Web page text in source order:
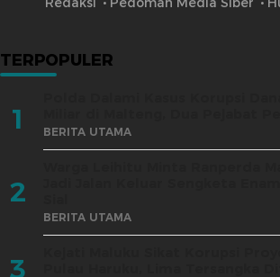
TERPOPULER
1 BERITA UTAMA
2
BERITA UTAMA
3